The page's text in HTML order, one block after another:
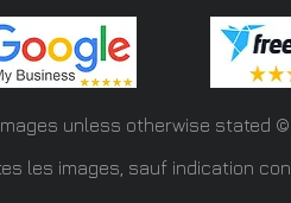
unless otherwise stated
les images, sauf indication